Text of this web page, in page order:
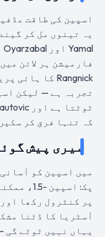
یہ تینوں مل کر
فارمیشن ہر لائن
تجربہ ہے — لیکن
کہ تنہا فرق کر
میری پیش
میں اسپین کو
پر کنٹرول رکھا
یہاں نہیں ٹوٹے گی